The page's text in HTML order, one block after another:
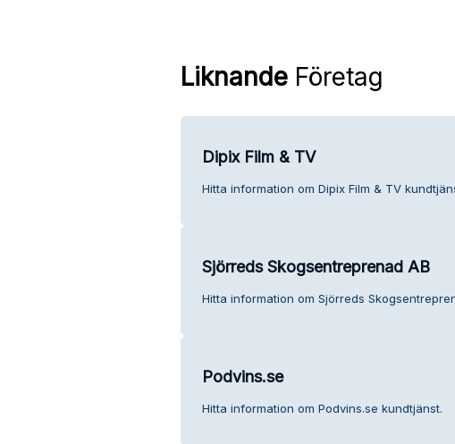
LiknandeFöretag
Dipix Film & TV
Hitta information om Dipix Film & TV
Sjörreds Skogsentreprenad AB
Hitta information om Sjörreds
Podvins.se
Hitta information om Podvins.se kundtjänst.